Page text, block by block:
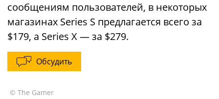
сообщениям пользователей, в некоторых
магазинах Series S предлагается всего за
$179, а Series X — за $279.
Обсудить
© The Gamer